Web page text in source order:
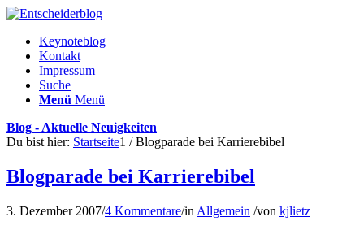
Keynoteblog
Kontakt
Impressum
Suche
Menü Menü
Blog - Aktuelle Neuigkeiten
Du bist hier: Startseite1 / Blogparade bei Karrierebibel
Blogparade bei Karrierebibel
3. Dezember 2007/4 Kommentare/in Allgemein /von kjlietz